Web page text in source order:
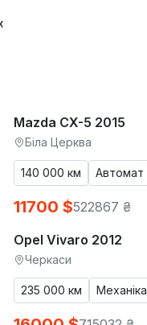
Mazda CX-5 2015
Біла Церква
140 000 км Автомат
11700 $522867 ₴
Opel Vivaro 2012
Черкаси
235 000 км Механіка